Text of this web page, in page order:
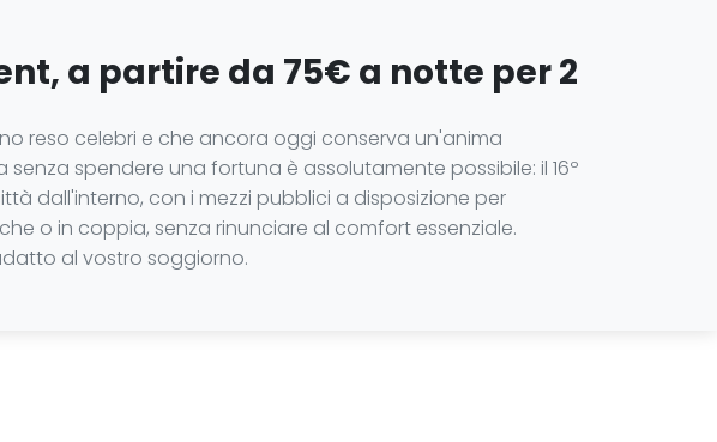
a partire da 75€ a notte per 2
reso celebri e che ancora oggi conserva un'anima
spendere una fortuna è assolutamente possibile: il 16º
dall'interno, con i mezzi pubblici a disposizione per
o in coppia, senza rinunciare al comfort essenziale.
al vostro soggiorno.